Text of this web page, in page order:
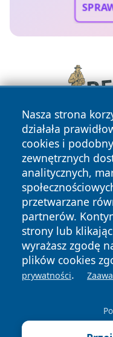
Nasza strona
działała
cookies i
zewnętrznych
analitycznych,
przetwarzane
partnerów.
strony lub
wyrażasz zgodę
plików cookies
prywatności.
Copyright © 2026
zastrzeżone.
News Autorzy